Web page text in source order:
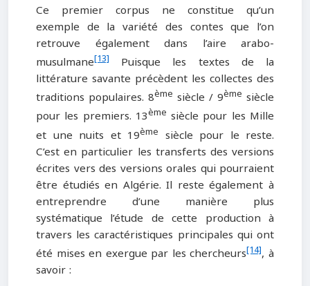
Ce premier corpus ne constitue qu’un
exemple de la variété des contes que l’on
retrouve également dans l’aire arabo-
musulmane[13]
Puisque les textes de la
littérature savante précèdent les collectes des
traditions populaires. 8ème siècle / 9ème siècle
pour les premiers. 13ème siècle pour les Mille
et une nuits et 19ème siècle pour le reste.
C’est en particulier les transferts des versions
écrites vers des versions orales qui pourraient
être étudiés en Algérie. Il reste également à
entreprendre d’une manière plus
systématique l’étude de cette production à
travers les caractéristiques principales qui ont
été mises en exergue par les chercheurs[14], à
savoir :